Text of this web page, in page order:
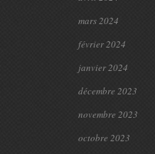
mars 2024
février 2024
janvier 2024
décembre 2023
novembre 2023
octobre 2023